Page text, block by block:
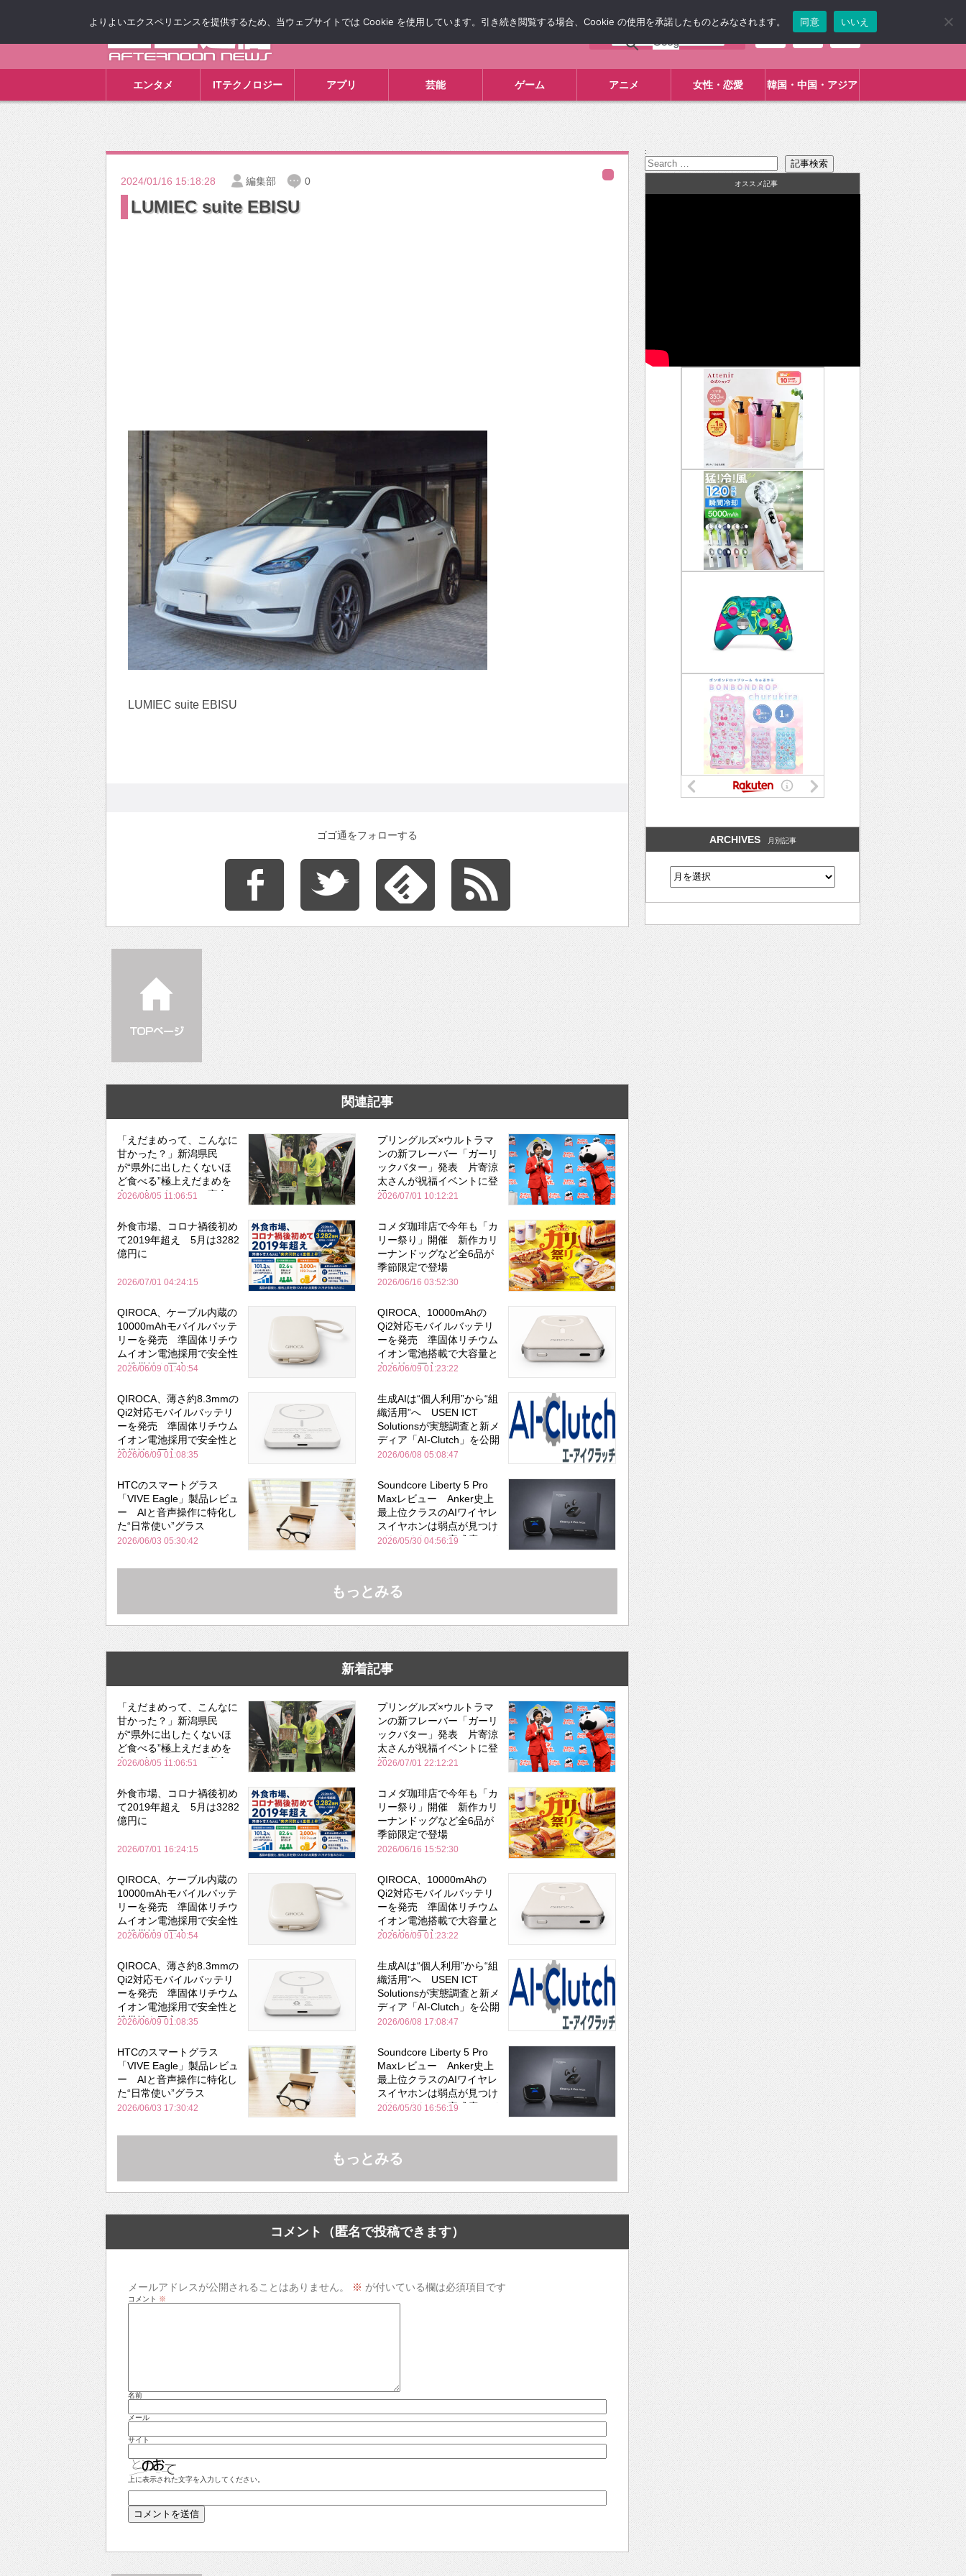
エンタメ ITテクノロジー アプリ 芸能 ゲーム アニメ 女性・恋愛 韓国・中国・アジア
2024/01/16 15:18:28 編集部 0
LUMIEC suite EBISU
LUMIEC suite EBISU
ゴゴ通をフォローする
関連記事
「えだまめって、こんなに
甘かった？」新潟県民
が“県外に出したくないほ
ど食べる”極上えだまめを
森のビアガーデンで実食
2026/08/05 11:06:51
プリングルズ×ウルトラマ
ンの新フレーバー「ガーリ
ックバター」発表 片寄涼
太さんが祝福イベントに登
場
2026/07/01 10:12:21
外食市場、コロナ禍後初め
て2019年超え 5月は3282
億円に
2026/07/01 04:24:15
コメダ珈琲店で今年も「カ
リー祭り」開催 新作カリ
ーナンドッグなど全6品が
季節限定で登場
2026/06/16 03:52:30
QIROCA、ケーブル内蔵の
10000mAhモバイルバッテ
リーを発売 準固体リチウ
ムイオン電池採用で安全性
と携帯性を両立
2026/06/09 01:40:54
QIROCA、10000mAhの
Qi2対応モバイルバッテリ
ーを発売 準固体リチウム
イオン電池搭載で大容量と
安全性を両立
2026/06/09 01:23:22
QIROCA、薄さ約8.3mmの
Qi2対応モバイルバッテリ
ーを発売 準固体リチウム
イオン電池採用で安全性と
携帯性を両立
2026/06/09 01:08:35
生成AIは“個人利用”から“組
織活用”へ USEN ICT
Solutionsが実態調査と新メ
ディア「AI-Clutch」を公開
2026/06/08 05:08:47
HTCのスマートグラス
「VIVE Eagle」製品レビュ
ー AIと音声操作に特化し
た“日常使い”グラス
2026/06/03 05:30:42
Soundcore Liberty 5 Pro
Maxレビュー Anker史上
最上位クラスのAIワイヤレ
スイヤホンは弱点が見つけ
づらいくらいの完成度にび
Bose並み
2026/05/30 04:56:19
もっとみる
新着記事
「えだまめって、こんなに
甘かった？」新潟県民
が“県外に出したくないほ
ど食べる”極上えだまめを
森のビアガーデンで実食
2026/08/05 11:06:51
プリングルズ×ウルトラマ
ンの新フレーバー「ガーリ
ックバター」発表 片寄涼
太さんが祝福イベントに登
場
2026/07/01 22:12:21
外食市場、コロナ禍後初め
て2019年超え 5月は3282
億円に
2026/07/01 16:24:15
コメダ珈琲店で今年も「カ
リー祭り」開催 新作カリ
ーナンドッグなど全6品が
季節限定で登場
2026/06/16 15:52:30
QIROCA、ケーブル内蔵の
10000mAhモバイルバッテ
リーを発売 準固体リチウ
ムイオン電池採用で安全性
と携帯性を両立
2026/06/09 01:40:54
QIROCA、10000mAhの
Qi2対応モバイルバッテリ
ーを発売 準固体リチウム
イオン電池搭載で大容量と
安全性を両立
2026/06/09 01:23:22
QIROCA、薄さ約8.3mmの
Qi2対応モバイルバッテリ
ーを発売 準固体リチウム
イオン電池採用で安全性と
携帯性を両立
2026/06/09 01:08:35
生成AIは“個人利用”から“組
織活用”へ USEN ICT
Solutionsが実態調査と新メ
ディア「AI-Clutch」を公開
2026/06/08 17:08:47
HTCのスマートグラス
「VIVE Eagle」製品レビュ
ー AIと音声操作に特化し
た“日常使い”グラス
2026/06/03 17:30:42
Soundcore Liberty 5 Pro
Maxレビュー Anker史上
最上位クラスのAIワイヤレ
スイヤホンは弱点が見つけ
づらいくらいの完成度にび
Bose並み
2026/05/30 16:56:19
もっとみる
コメント（匿名で投稿できます）
メールアドレスが公開されることはありません。 ※ が付いている欄は必須項目です
コメント ※
名前
メール
サイト
上に表示された文字を入力してください。
:
オススメ記事
ARCHIVES 月別記事
よりよいエクスペリエンスを提供するため、当ウェブサイトでは Cookie を使用しています。引き続き閲覧する場合、Cookie の使用を承諾したものとみなされます。 同意 いいえ